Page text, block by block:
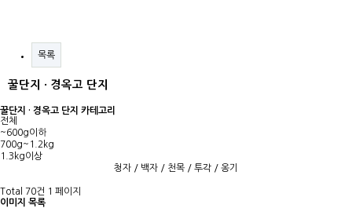
목록
꿀단지 · 경옥고 단지
꿀단지 · 경옥고 단지 카테고리
전체
~600g이하
700g~1.2kg
1.3kg이상
청자 / 백자 / 천목 / 투각 / 옹기
Total 70건 1 페이지
이미지 목록